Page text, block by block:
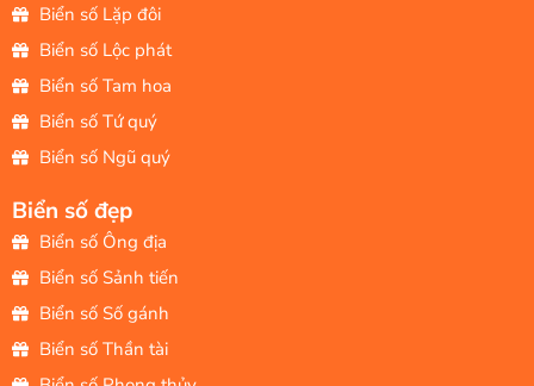
Biển số Lặp đôi
Biển số Lộc phát
Biển số Tam hoa
Biển số Tứ quý
Biển số Ngũ quý
Biển số đẹp
Biển số Ông địa
Biển số Sảnh tiến
Biển số Số gánh
Biển số Thần tài